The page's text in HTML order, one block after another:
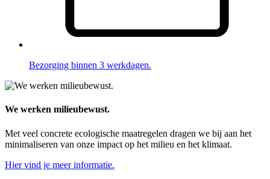
Bezorging binnen 3 werkdagen.
We werken milieubewust.
Met veel concrete ecologische maatregelen dragen we bij aan het
minimaliseren van onze impact op het milieu en het klimaat.
Hier vind je meer informatie.